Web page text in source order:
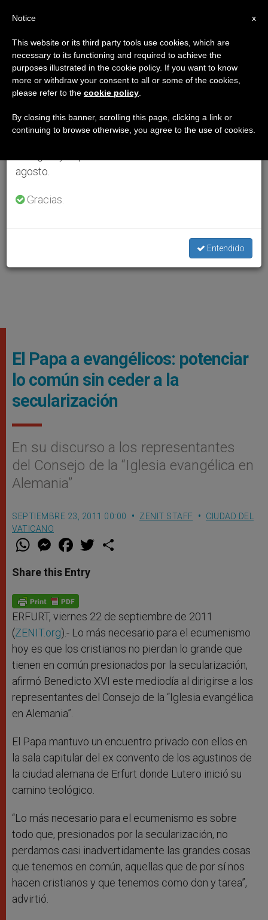
El Papa a evangélicos: potenciar
lo común sin ceder a la
secularización
En su discurso a los representantes
del Consejo de la “Iglesia evangélica en
Alemania”
SEPTIEMBRE 23, 2011 00:00 ZENIT STAFF
CIUDAD DEL
VATICANO
W
t
s
p
p
M
e
s
e
g
e
r
F
a
e
b
o
k
w
Share this Entry
ERFURT, viernes 22 de septiembre de 2011
(ZENIT.org).- Lo más necesario para el ecumenismo
hoy es que los cristianos no pierdan lo grande que
tienen en común presionados por la secularización,
afirmó Benedicto XVI este mediodía al dirigirse a los
representantes del Consejo de la “Iglesia evangélica
en Alemania”.
El Papa mantuvo un encuentro privado con ellos en
la sala capitular del ex convento de los agustinos de
la ciudad alemana de Erfurt donde Lutero inició su
camino teológico.
“Lo más necesario para el ecumenismo es sobre
todo que, presionados por la secularización, no
perdamos casi inadvertidamente las grandes cosas
que tenemos en común, aquellas que de por sí nos
hacen cristianos y que tenemos como don y tarea”,
advirtió.
×
Aviso importante
Del 27 de julio al 7 de agosto haremos la pausa
anual, aprovechando que en el periodo de verano
se generan menos informaciones y también el
agosto.
Gracias.
Entendido
x
Notice
This website or its third party tools use cookies, which are
necessary to its functioning and required to achieve the
purposes illustrated in the cookie policy. If you want to know
more or withdraw your consent to all or some of the cookies,
please refer to the cookie policy
By closing this banner, scrolling this page, clicking a link or
continuing to browse otherwise, you agree to the use of cookies.